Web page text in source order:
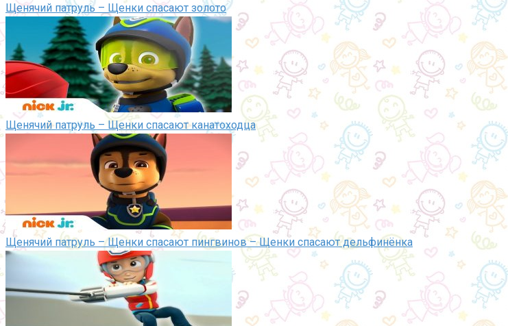
Щенячий патруль – Щенки спасают золото
Щенячий патруль – Щенки спасают канатоходца
Щенячий патруль – Щенки спасают пингвинов – Щенки спасают дельфинёнка